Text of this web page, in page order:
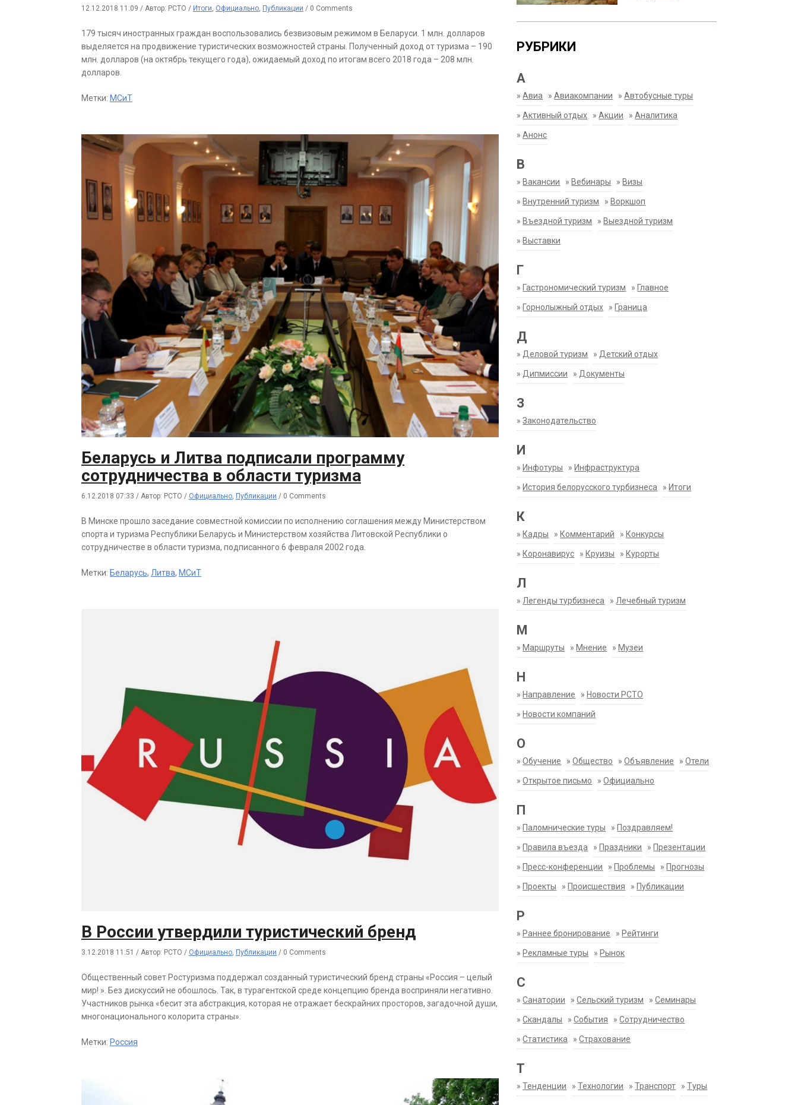
12.12.2018 11:09 / Автор: РСТО / Итоги, Официально, Публикации / 0 Comments
179 тысяч иностранных граждан воспользовались безвизовым режимом в Беларуси. 1 млн. долларов
выделяется на продвижение туристических возможностей страны. Полученный доход от туризма – 190
млн. долларов (на октябрь текущего года), ожидаемый доход по итогам всего 2018 года – 208 млн.
долларов.
Метки: МСиТ
Беларусь и Литва подписали программу
сотрудничества в области туризма
6.12.2018 07:33 / Автор: РСТО / Официально Публикации / 0 Comments
В Минске прошло заседание совместной комиссии по исполнению соглашения между Министерством
спорта и туризма Республики Беларусь и Министерством хозяйства Литовской Республики о
сотрудничестве в области туризма, подписанного 6 февраля 2002 года.
Метки: Беларусь, Литва, МСиТ
В России утвердили туристический бренд
3.12.2018 11:51 / Автор: РСТО / Официально Публикации / 0 Comments
Общественный совет Ростуризма поддержал созданный туристический бренд страны «Россия – целый
мир! ». Без дискуссий не обошлось. Так, в турагентской среде концепцию бренда восприняли негативно.
Участников рынка «бесит эта абстракция, которая не отражает бескрайних просторов, загадочной души,
многонационального колорита страны».
Метки: Россия
РУБРИКИ
А
»Авиа »Авиакомпании »Автобусные туры
»Активный отдых »Акции »Аналитика
»Анонс
В
» Вакансии » Вебинары » Визы
» Внутренний туризм » Воркшоп
» Въездной туризм » Выездной туризм
» Выставки
Г
» Гастрономический туризм » Главное
» Горнолыжный отдых » Граница
Д
» Деловой туризм » Детский отдых
» Дипмиссии » Документы
З
»Законодательство
И
» Инфотуры » Инфраструктура
» История белорусского турбизнеса » Итоги
К
» Кадры » Комментарий » Конкурсы
» Коронавирус » Круизы » Курорты
Л
» Легенды турбизнеса » Лечебный туризм
М
» Маршруты » Мнение » Музеи
Н
» Направление » Новости РСТО
» Новости компаний
О
»Обучение »Общество »Объявление »Отели
»Открытое письмо »Официально
П
» Паломнические туры » Поздравляем!
» Правила въезда » Праздники » Презентации
» Пресс-конференции » Проблемы » Прогнозы
» Проекты » Происшествия » Публикации
Р
» Раннее бронирование » Рейтинги
» Рекламные туры » Рынок
С
»Санатории »Сельский туризм »Семинары
»Скандалы »События »Сотрудничество
»Статистика »Страхование
Т
»Тенденции »Технологии »Транспорт »Туры